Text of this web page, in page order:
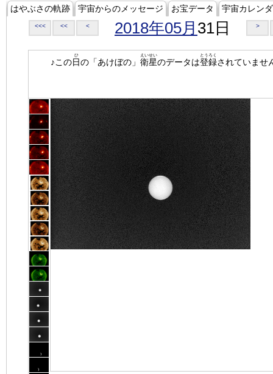
はやぶさの軌跡 宇宙からのメッセージ お宝データ 宇宙カレン
<<< << < 2018年05月 31日 >
♪この日
ひ
の「あけぼの」 衛星
えいせい
のデータは登録
とうろく
されていませ